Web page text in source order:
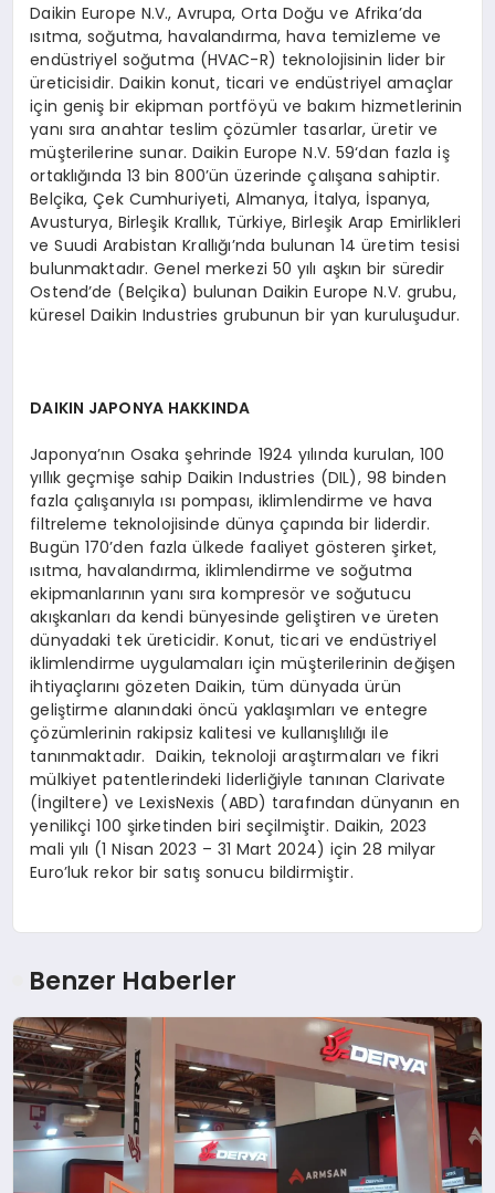
Daikin Europe N.V., Avrupa, Orta Doğu ve Afrika’da
ısıtma, soğutma, havalandırma, hava temizleme ve
endüstriyel soğutma (HVAC-R) teknolojisinin lider bir
üreticisidir. Daikin konut, ticari ve endüstriyel amaçlar
için geniş bir ekipman portföyü ve bakım hizmetlerinin
yanı sıra anahtar teslim çözümler tasarlar, üretir ve
müşterilerine sunar. Daikin Europe N.V. 59‘dan fazla iş
ortaklığında 13 bin 800’ün üzerinde çalışana sahiptir.
Belçika, Çek Cumhuriyeti, Almanya, İtalya, İspanya,
Avusturya, Birleşik Krallık, Türkiye, Birleşik Arap Emirlikleri
ve Suudi Arabistan Krallığı’nda bulunan 14 üretim tesisi
bulunmaktadır. Genel merkezi 50 yılı aşkın bir süredir
Ostend’de (Belçika) bulunan Daikin Europe N.V. grubu,
küresel Daikin Industries grubunun bir yan kuruluşudur.
DAIKIN JAPONYA HAKKINDA
Japonya’nın Osaka şehrinde 1924 yılında kurulan, 100
yıllık geçmişe sahip Daikin Industries (DIL), 98 binden
fazla çalışanıyla ısı pompası, iklimlendirme ve hava
filtreleme teknolojisinde dünya çapında bir liderdir.
Bugün 170’den fazla ülkede faaliyet gösteren şirket,
ısıtma, havalandırma, iklimlendirme ve soğutma
ekipmanlarının yanı sıra kompresör ve soğutucu
akışkanları da kendi bünyesinde geliştiren ve üreten
dünyadaki tek üreticidir. Konut, ticari ve endüstriyel
iklimlendirme uygulamaları için müşterilerinin değişen
ihtiyaçlarını gözeten Daikin, tüm dünyada ürün
geliştirme alanındaki öncü yaklaşımları ve entegre
çözümlerinin rakipsiz kalitesi ve kullanışlılığı ile
tanınmaktadır. Daikin, teknoloji araştırmaları ve fikri
mülkiyet patentlerindeki liderliğiyle tanınan Clarivate
(İngiltere) ve LexisNexis (ABD) tarafından dünyanın en
yenilikçi 100 şirketinden biri seçilmiştir. Daikin, 2023
mali yılı (1 Nisan 2023 – 31 Mart 2024) için 28 milyar
Euro’luk rekor bir satış sonucu bildirmiştir.
Benzer Haberler